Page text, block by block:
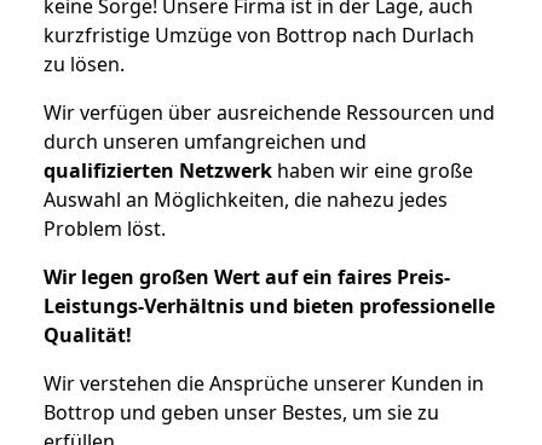
keine Sorge! Unsere Firma ist in der Lage, auch
kurzfristige Umzüge von Bottrop nach Durlach
zu lösen.
Wir verfügen über ausreichende Ressourcen und
durch unseren umfangreichen und
qualifizierten Netzwerk haben wir eine große
Auswahl an Möglichkeiten, die nahezu jedes
Problem löst.
Wir legen großen Wert auf ein faires Preis-
Leistungs-Verhältnis und bieten professionelle
Qualität!
Wir verstehen die Ansprüche unserer Kunden in
Bottrop und geben unser Bestes, um sie zu